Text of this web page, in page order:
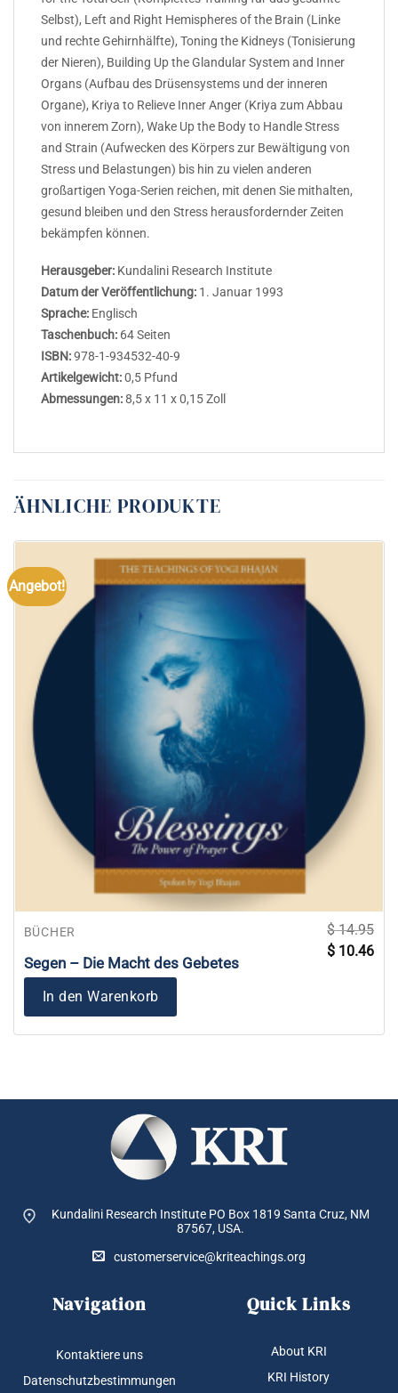
Selbst), Left and Right Hemispheres of the Brain (Linke
und rechte Gehirnhälfte), Toning the Kidneys (Tonisierung
der Nieren), Building Up the Glandular System and Inner
Organs (Aufbau des Drüsensystems und der inneren
Organe), Kriya to Relieve Inner Anger (Kriya zum Abbau
von innerem Zorn), Wake Up the Body to Handle Stress
and Strain (Aufwecken des Körpers zur Bewältigung von
Stress und Belastungen) bis hin zu vielen anderen
großartigen Yoga-Serien reichen, mit denen Sie mithalten,
gesund bleiben und den Stress herausfordernder Zeiten
bekämpfen können.
Herausgeber: Kundalini Research Institute
Datum der Veröffentlichung: 1. Januar 1993
Sprache: Englisch
Taschenbuch: 64 Seiten
ISBN:978-1-934532-40-9
Artikelgewicht:0,5 Pfund
Abmessungen:8,5 x 11 x 0,15 Zoll
ÄHNLICHE PRODUKTE
Angebot!
BÜCHER
Segen – Die Macht des Gebetes
$14.95
Preis
$ 10.46
In den Warenkorb
Kundalini Research Institute PO Box 1819 Santa Cruz, NM
87567, USA.
customerservice@kriteachings.org
Navigation
Kontaktiere uns
Datenschutzbestimmungen
Quick Links
About KRI
KRI History